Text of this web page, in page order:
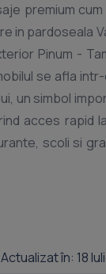
premium
in pardoseala
Pinum -
se afla
un simbol
acces rapid
scoli si
(
180600
nu ezitati
Actualizat în: 18